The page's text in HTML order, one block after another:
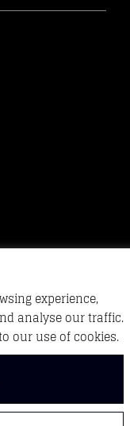
experience,
analyse our traffic.
our use of cookies.